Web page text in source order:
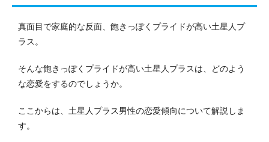
真面目で家庭的な反面、飽きっぽくプライドが高い土星人プ
ラス。
そんな飽きっぽくプライドが高い土星人プラスは、どのよう
な恋愛をするのでしょうか。
ここからは、土星人プラス男性の恋愛傾向について解説しま
す。